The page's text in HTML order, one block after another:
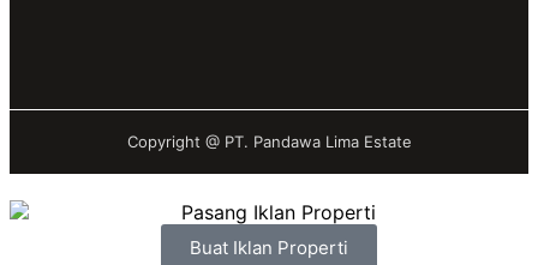
Copyright @ PT. Pandawa Lima Estate
Buat Iklan Properti